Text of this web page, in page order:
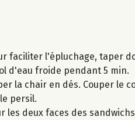
faciliter l'épluchage, taper
d'eau froide pendant 5 min.
la chair en dés. Couper le
persil.
les deux faces des